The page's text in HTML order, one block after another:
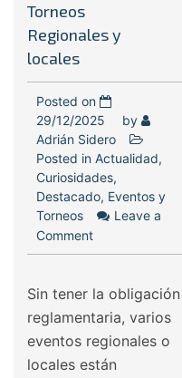
Torneos
Regionales y
locales
Posted on
29/12/2025
by
Adrián Sidero
Posted in Actualidad,
Curiosidades,
Destacado, Eventos y
Torneos
Leave a
Comment
Sin tener la obligación
reglamentaria, varios
eventos regionales o
locales están